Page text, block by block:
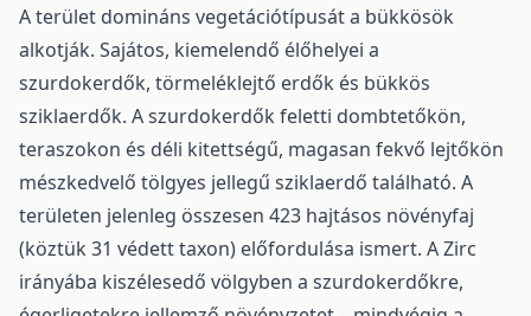
A terület domináns vegetációtípusát a bükkösök
alkotják. Sajátos, kiemelendő élőhelyei a
szurdokerdők, törmeléklejtő erdők és bükkös
sziklaerdők. A szurdokerdők feletti dombtetőkön,
teraszokon és déli kitettségű, magasan fekvő lejtőkön
mészkedvelő tölgyes jellegű sziklaerdő található. A
területen jelenleg összesen 423 hajtásos növényfaj
(köztük 31 védett taxon) előfordulása ismert. A Zirc
irányába kiszélesedő völgyben a szurdokerdőkre,